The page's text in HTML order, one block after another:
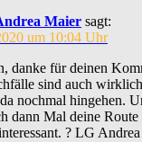
Maier sagt:
um 10:04 Uhr
danke für deinen
sind auch
nochmal hingehen.
dann Mal deine
? LG Andrea